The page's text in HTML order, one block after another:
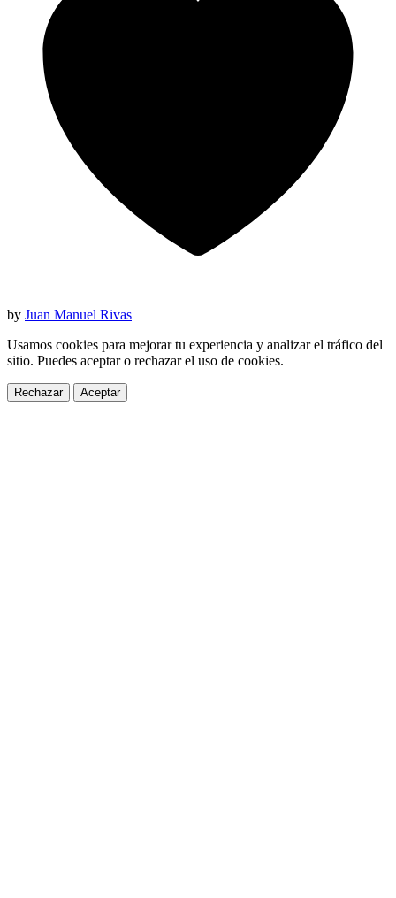
by Juan Manuel Rivas
Usamos cookies para mejorar tu experiencia y analizar el tráfico del
sitio. Puedes aceptar o rechazar el uso de cookies.
Rechazar Aceptar